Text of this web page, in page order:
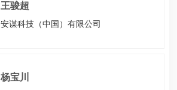
王骏超
安谋科技（中国）有限公司
杨宝川